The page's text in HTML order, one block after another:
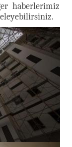
haberlerimiz